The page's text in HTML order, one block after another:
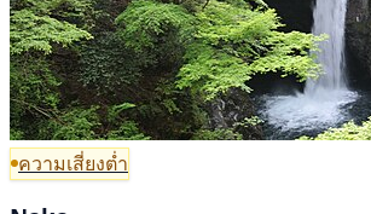
ความเสี่ยงต่ำ